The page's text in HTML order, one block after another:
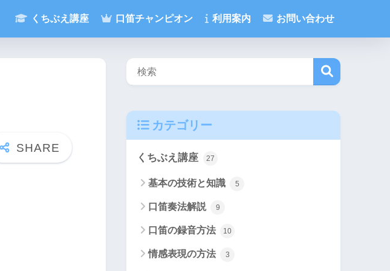
くちぶえ講座 口笛チャンピオン 利用案内 お問い合わせ
カテゴリー
くちぶえ講座 27
基本の技術と知識 5
口笛奏法解説 9
口笛の録音方法 10
情感表現の方法 3